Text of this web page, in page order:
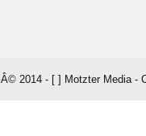
Â© 2014 - [ ] Motzter Media -